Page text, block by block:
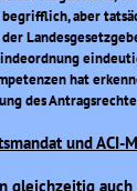
aber
hat
des
und ACI-
gleichzeitig auch